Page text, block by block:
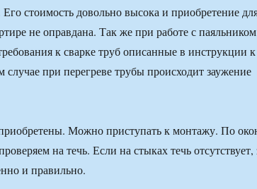
стоимость довольно высока и приобретение
не оправдана. Так же при работе с паяльником
к сварке труб описанные в инструкции к
при перегреве трубы происходит заужение
Можно приступать к монтажу. По
на течь. Если на стыках течь отсутствует,
и правильно.